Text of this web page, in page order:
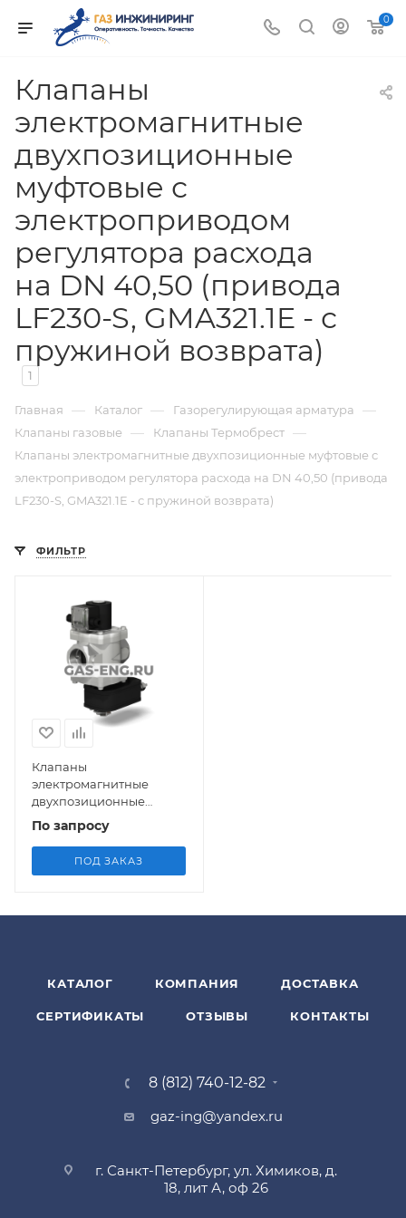
0
Клапаны
электромагнитные
двухпозиционные
муфтовые с
электроприводом
регулятора расхода
на DN 40,50 (привода
LF230-S, GMA321.1E - с
пружиной возврата)
1
Главная — Каталог — Газорегулирующая арматура —
Клапаны газовые — Клапаны Термобрест —
Клапаны электромагнитные двухпозиционные муфтовые с
электроприводом регулятора расхода на DN 40,50 (привода
LF230-S, GMA321.1E - с пружиной возврата)
ФИЛЬТР
Клапаны
электромагнитные
двухпозиционные
муфтовые с
электроприводом
регулятора расхода на
DN 40,50 (привода
По запросу
ПОД ЗАКАЗ
КАТАЛОГ КОМПАНИЯ ДОСТАВКА
СЕРТИФИКАТЫ ОТЗЫВЫ КОНТАКТЫ
8 (812) 740-12-82
gaz-ing@yandex.ru
г. Санкт-Петербург, ул. Химиков, д.
18, лит А, оф 26